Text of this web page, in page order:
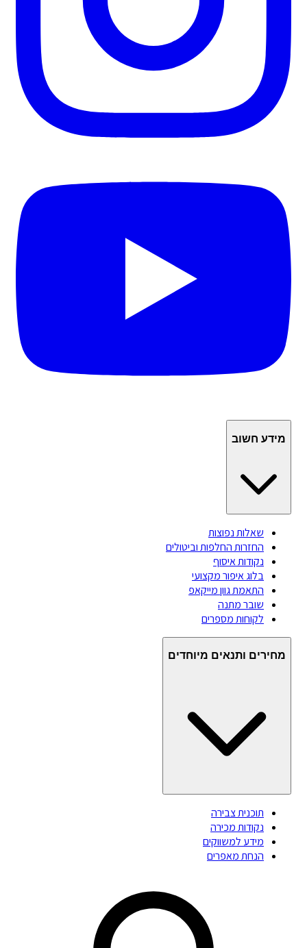
מידע חשוב
שאלות נפוצות
החזרות החלפות וביטולים
נקודות איסוף
בלוג איפור מקצועי
התאמת גוון מייקאפ
שובר מתנה
לקוחות מספרים
מחירים ותנאים מיוחדים
תוכנית צבירה
נקודות מכירה
מידע למשווקים
הנחת מאפרים